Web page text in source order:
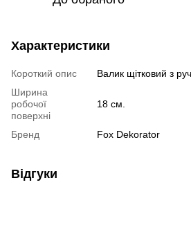
Характеристики
Короткий опис
Валик щітковий з
Ширина
робочої
поверхні
18 см.
Бренд Fox Dekorator
Відгуки